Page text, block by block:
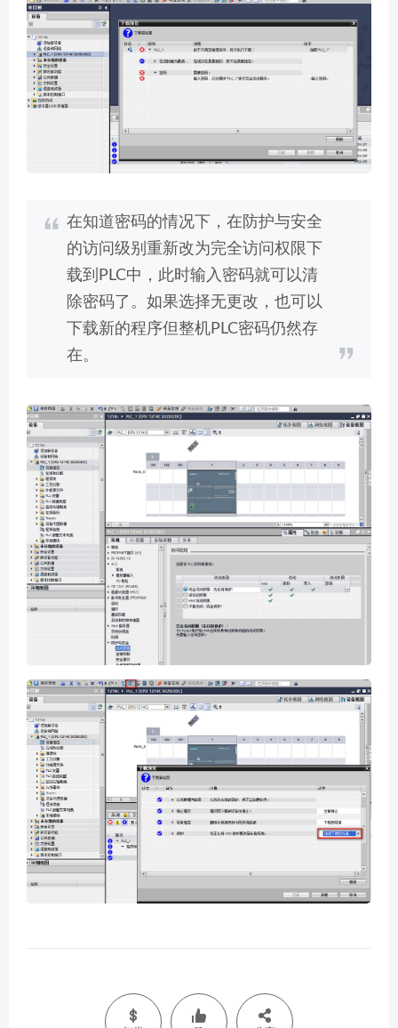
在知道密码的情况下，在防护与安全
的访问级别重新改为完全访问权限下
载到PLC中，此时输入密码就可以清
除密码了。如果选择无更改，也可以
下载新的程序但整机PLC密码仍然存
在。